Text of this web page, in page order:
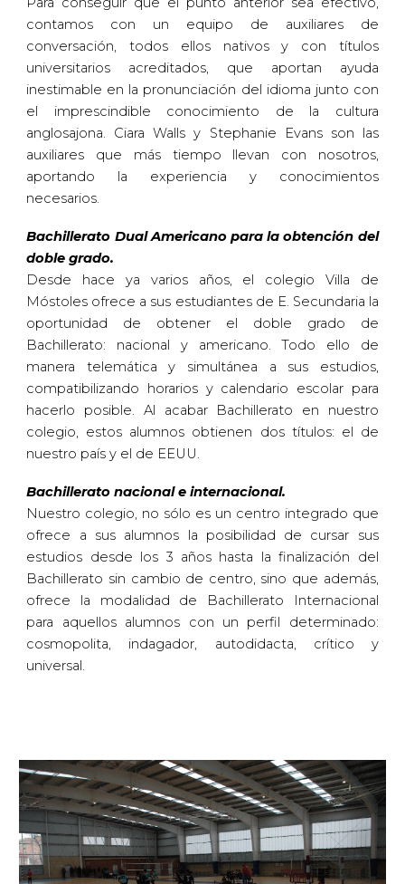
contamos con un equipo de auxiliares de
conversación, todos ellos nativos y con títulos
universitarios acreditados, que aportan ayuda
inestimable en la pronunciación del idioma junto con
el imprescindible conocimiento de la cultura
anglosajona. Ciara Walls y Stephanie Evans son las
auxiliares que más tiempo llevan con nosotros,
aportando la experiencia y conocimientos
necesarios.
Bachillerato Dual Americano para la obtención del
doble grado.
Desde hace ya varios años, el colegio Villa de
Móstoles ofrece a sus estudiantes de E. Secundaria la
oportunidad de obtener el doble grado de
Bachillerato: nacional y americano. Todo ello de
manera telemática y simultánea a sus estudios,
compatibilizando horarios y calendario escolar para
hacerlo posible. Al acabar Bachillerato en nuestro
colegio, estos alumnos obtienen dos títulos: el de
nuestro país y el de EEUU.
Bachillerato nacional e internacional.
Nuestro colegio, no sólo es un centro integrado que
ofrece a sus alumnos la posibilidad de cursar sus
estudios desde los 3 años hasta la finalización del
Bachillerato sin cambio de centro, sino que además,
ofrece la modalidad de Bachillerato Internacional
para aquellos alumnos con un perfil determinado:
cosmopolita, indagador, autodidacta, crítico y
universal.